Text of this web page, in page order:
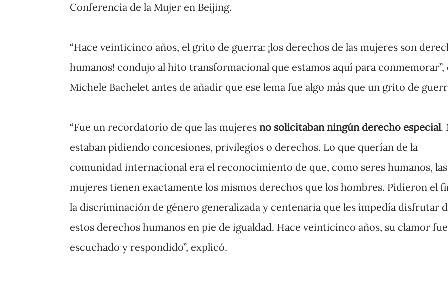
Conferencia de la Mujer en Beijing.
“Hace veinticinco años, el grito de guerra: ¡los derechos de las mujeres son
humanos! condujo al hito transformacional que estamos aquí para conmemorar”,
Michele Bachelet antes de añadir que ese lema fue algo más que un grito de
“Fue un recordatorio de que las mujeres no solicitaban ningún derecho especial.
estaban pidiendo concesiones, privilegios o derechos. Lo que querían de la
comunidad internacional era el reconocimiento de que, como seres humanos, las
mujeres tienen exactamente los mismos derechos que los hombres. Pidieron el
la discriminación de género generalizada y centenaria que les impedía disfrutar
estos derechos humanos en pie de igualdad. Hace veinticinco años, su clamor fue
escuchado y respondido”, explicó.